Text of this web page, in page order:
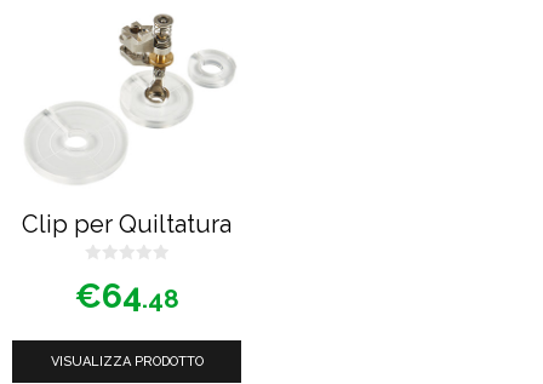
Clip per Quiltatura
s
u
€64.48
VISUALIZZA PRODOTTO